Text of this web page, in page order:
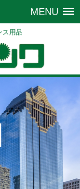
ス用品